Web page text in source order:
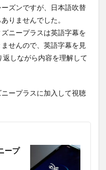
ズンですが、日本語吹替
りませんでした。
ニープラスは英語字幕を
せんので、英語字幕を見
しながら内容を理解して
ープラスに加入して視聴
ープ